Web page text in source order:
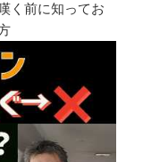
く前に知ってお